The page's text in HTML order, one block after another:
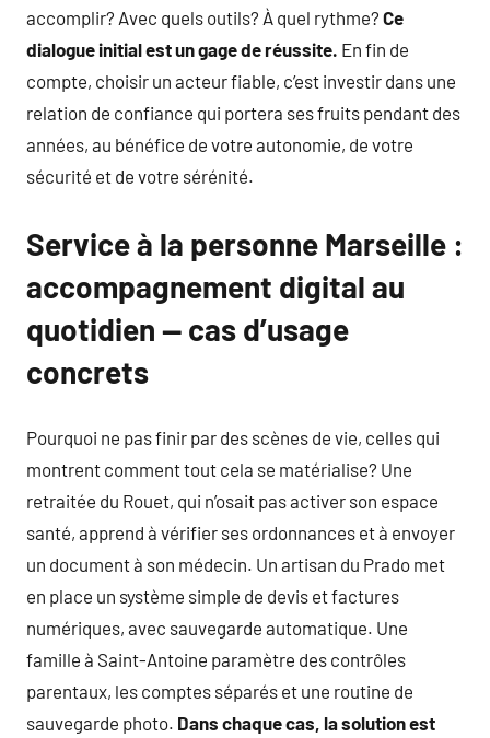
accomplir? Avec quels outils? À quel rythme? Ce
dialogue initial est un gage de réussite. En fin de
compte, choisir un acteur fiable, c’est investir dans une
relation de confiance qui portera ses fruits pendant des
années, au bénéfice de votre autonomie, de votre
sécurité et de votre sérénité.
Service à la personne Marseille :
accompagnement digital au
quotidien — cas d’usage
concrets
Pourquoi ne pas finir par des scènes de vie, celles qui
montrent comment tout cela se matérialise? Une
retraitée du Rouet, qui n’osait pas activer son espace
santé, apprend à vérifier ses ordonnances et à envoyer
un document à son médecin. Un artisan du Prado met
en place un système simple de devis et factures
numériques, avec sauvegarde automatique. Une
famille à Saint-Antoine paramètre des contrôles
parentaux, les comptes séparés et une routine de
sauvegarde photo. Dans chaque cas, la solution est